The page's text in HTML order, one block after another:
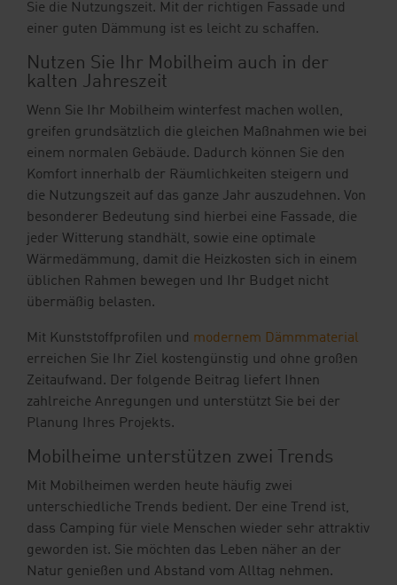
Ihre Vorteile
Downloads
Blog
Shop
Kontakt Musterbestellung
Sie die Nutzungszeit. Mit der richtigen Fassade und
einer guten Dämmung ist es leicht zu schaffen.
Nutzen Sie Ihr Mobilheim auch in der
kalten Jahreszeit
Wenn Sie Ihr Mobilheim winterfest machen wollen,
greifen grundsätzlich die gleichen Maßnahmen wie bei
einem normalen Gebäude. Dadurch können Sie den
Komfort innerhalb der Räumlichkeiten steigern und
die Nutzungszeit auf das ganze Jahr auszudehnen. Von
besonderer Bedeutung sind hierbei eine Fassade, die
jeder Witterung standhält, sowie eine optimale
Wärmedämmung, damit die Heizkosten sich in einem
üblichen Rahmen bewegen und Ihr Budget nicht
übermäßig belasten.
Mit Kunststoffprofilen und modernem Dämmmaterial
erreichen Sie Ihr Ziel kostengünstig und ohne großen
Zeitaufwand. Der folgende Beitrag liefert Ihnen
zahlreiche Anregungen und unterstützt Sie bei der
Planung Ihres Projekts.
Mobilheime unterstützen zwei Trends
Mit Mobilheimen werden heute häufig zwei
unterschiedliche Trends bedient. Der eine Trend ist,
dass Camping für viele Menschen wieder sehr attraktiv
geworden ist. Sie möchten das Leben näher an der
Natur genießen und Abstand vom Alltag nehmen.